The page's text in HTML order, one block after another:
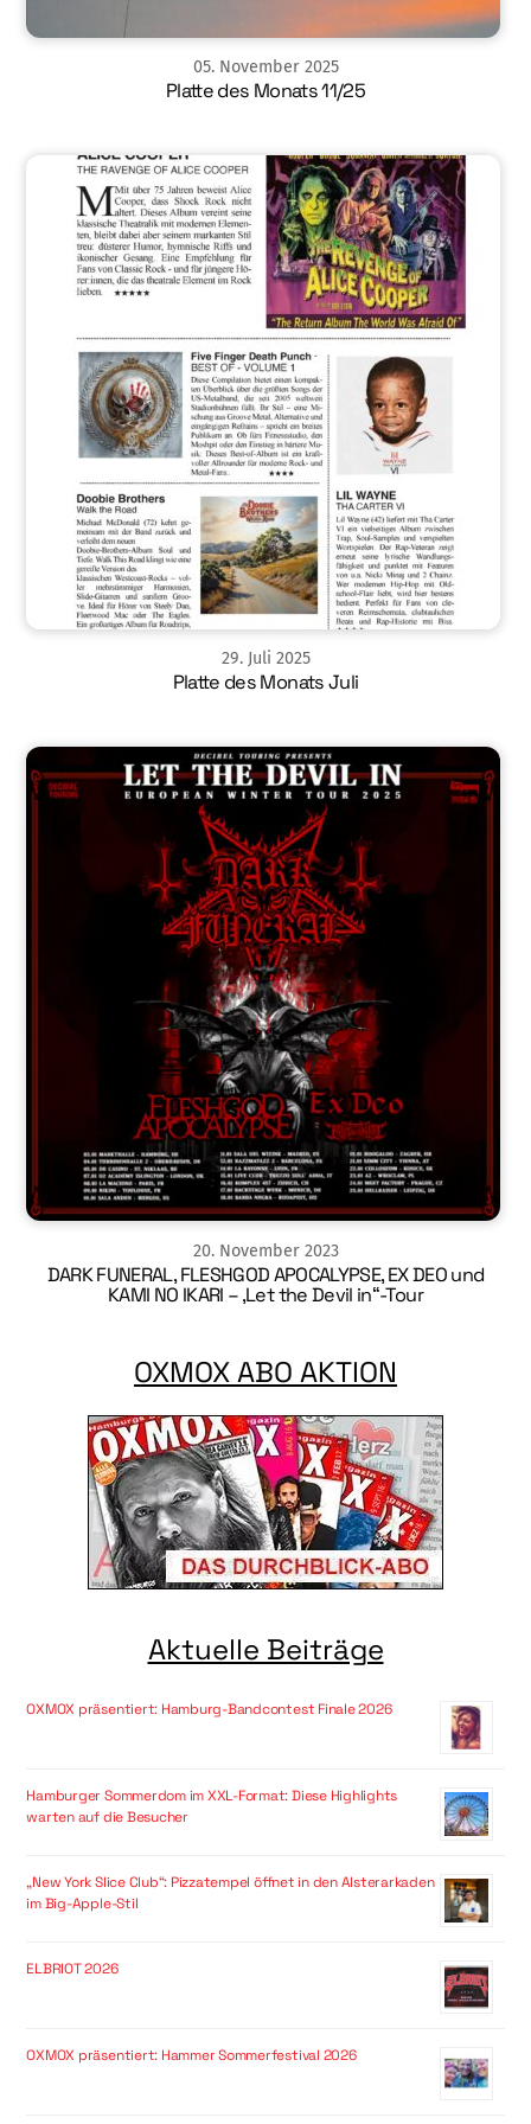
05. November 2025
Platte des Monats 11/25
29. Juli 2025
Platte des Monats Juli
20. November 2023
DARK FUNERAL, FLESHGOD APOCALYPSE, EX DEO und
KAMI NO IKARI – ‚Let the Devil in“-Tour
OXMOX ABO AKTION
Aktuelle Beiträge
OXMOX präsentiert: Hamburg-Bandcontest Finale 2026
Hamburger Sommerdom im XXL-Format: Diese Highlights
warten auf die Besucher
„New York Slice Club“: Pizzatempel öffnet in den Alsterarkaden
im Big-Apple-Stil
ELBRIOT 2026
OXMOX präsentiert: Hammer Sommerfestival 2026